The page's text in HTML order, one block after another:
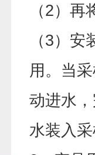
（2）
（3）
用。当
动进水
水装入